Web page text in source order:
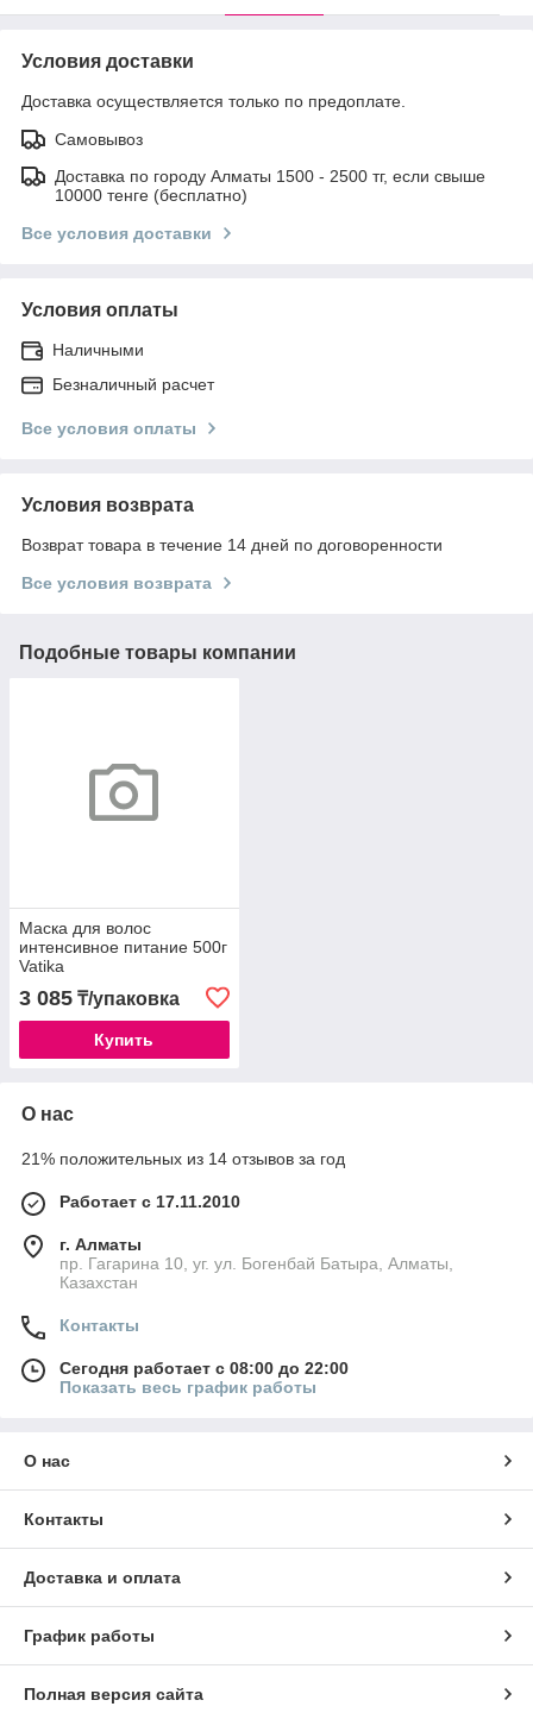
Условия доставки
Доставка осуществляется только по предоплате.
Самовывоз
Доставка по городу Алматы 1500 - 2500 тг, если свыше
10000 тенге (бесплатно)
Все условия доставки
Условия оплаты
Наличными
Безналичный расчет
Все условия оплаты
Условия возврата
Возврат товара в течение 14 дней по договоренности
Все условия возврата
Подобные товары компании
Маска для волос
интенсивное питание 500г
Vatika
3 085 ₸/упаковка
Купить
О нас
21% положительных из 14 отзывов за год
Работает с 17.11.2010
г. Алматы
пр. Гагарина 10, уг. ул. Богенбай Батыра, Алматы,
Казахстан
Контакты
Сегодня работает с 08:00 до 22:00
Показать весь график работы
О нас
Контакты
Доставка и оплата
График работы
Полная версия сайта